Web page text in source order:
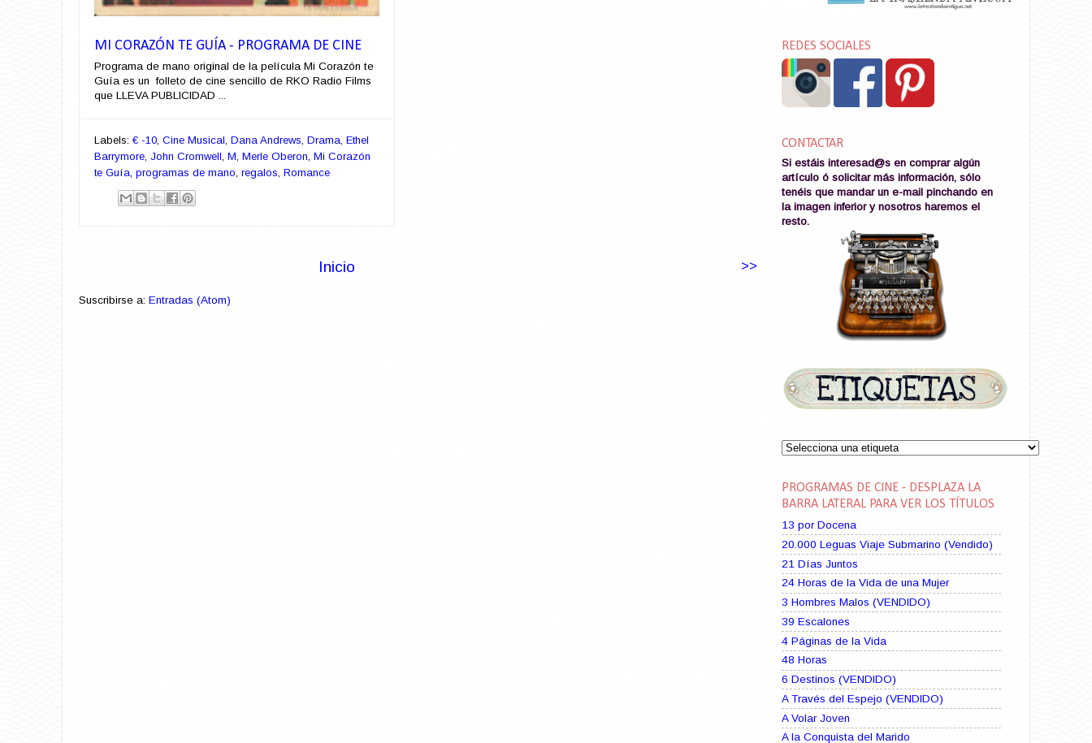
MI CORAZÓN TE GUÍA - PROGRAMA DE CINE
Programa de mano original de la película Mi Corazón te
Guía es un folleto de cine sencillo de RKO Radio Films
que LLEVA PUBLICIDAD ...
Labels: € -10 Cine Musical Dana Andrews Drama Ethel
Barrymore John Cromwell M Merle Oberon Mi Corazón
te Guía programas de mano regalos Romance
>>
Inicio
Suscribirse a: Entradas (Atom)
REDES SOCIALES
CONTACTAR
Si estáis interesad@s en comprar algún
artículo ó solicitar más información, sólo
tenéis que mandar un e-mail pinchando en
la imagen inferior y nosotros haremos el
resto.
PROGRAMAS DE CINE - DESPLAZA LA
BARRA LATERAL PARA VER LOS TÍTULOS
13 por Docena
20.000 Leguas Viaje Submarino (Vendido)
21 Días Juntos
24 Horas de la Vida de una Mujer
3 Hombres Malos (VENDIDO)
39 Escalones
4 Páginas de la Vida
48 Horas
6 Destinos (VENDIDO)
A Través del Espejo (VENDIDO)
A Volar Joven
A la Conquista del Marido